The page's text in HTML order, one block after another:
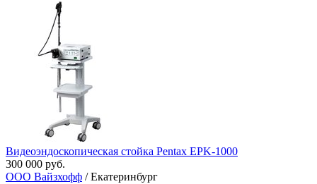
Видеоэндоскопическая стойка Pentax EPK-1000
300 000 руб.
ООО Вайзхофф / Екатеринбург